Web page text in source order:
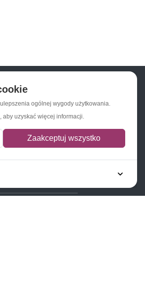
Zapisz się do newslettera
ogólnej wygody użytkowania.
, aby uzyskać więcej informacji.
Zaakceptuj wszystko